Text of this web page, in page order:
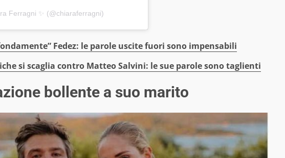
Ferragni ✨ (@chiaraferragni)
Fedez: le parole uscite fuori sono impensabili
si scaglia contro Matteo Salvini: le sue parole sono taglienti
bollente a suo marito